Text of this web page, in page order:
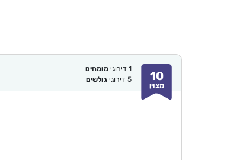
10
מצוין
1 דירוגימומחים
5 דירוגיגולשים